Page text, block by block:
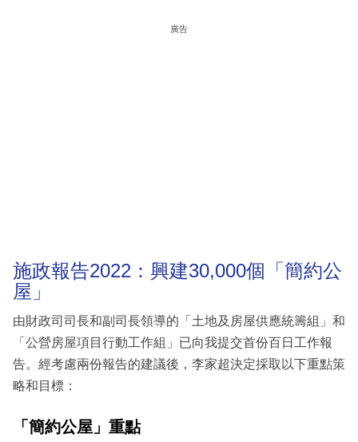
廣告
施政報告2022：興建30,000個「簡約公
屋」
由財政司司長和副司長領導的「土地及房屋供應統籌組」和
「公營房屋項目行動工作組」已向我提交首份百日工作報
告。經考慮兩份報告的建議後，李家超決定採取以下重點策
略和目標：
「簡約公屋」重點